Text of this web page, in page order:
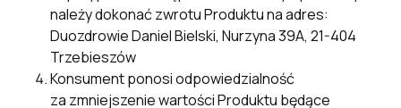
należy dokonać zwrotu Produktu na adres:
Duozdrowie Daniel Bielski, Nurzyna 39A, 21-404
Trzebieszów
Konsument ponosi odpowiedzialność
za zmniejszenie wartości Produktu będące